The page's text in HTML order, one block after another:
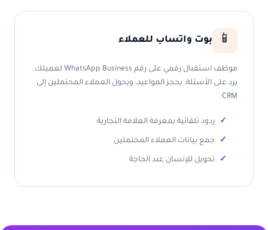
📱 بوت واتساب للعملاء
موظف استقبال رقمي على رقم WhatsApp Business لعميلك.
يرد على الأسئلة، يحجز المواعيد، ويحول العملاء المحتملين إلى
CRM.
ردود تلقائية بمعرفة العلامة التجارية
جمع بيانات العملاء المحتملين
تحويل للإنسان عند الحاجة